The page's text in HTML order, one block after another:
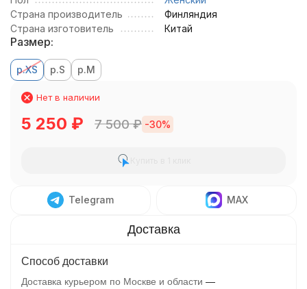
Страна производитель
Финляндия
Страна изготовитель
Китай
Размер:
р.XS р.S р.M
Нет в наличии
5 250 ₽ 7 500₽ -30%
Telegram MAX
Способ доставки
Доставка курьером по Москве и области